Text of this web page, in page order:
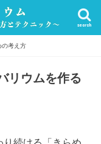
search
の考え方
リウムを作る